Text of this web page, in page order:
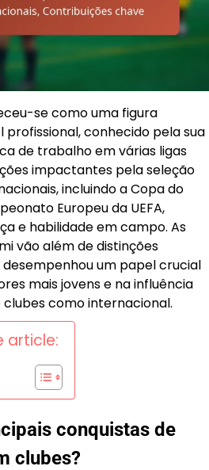
se como uma figura
conhecido pela sua
de trabalho em várias ligas
impactantes pela seleção
incluindo a Copa do
Europeu da UEFA,
e habilidade em campo. As
vão além de distinções
desempenhou um papel crucial
mais jovens e na influência
como internacional.
article:
conquistas de
clubes?